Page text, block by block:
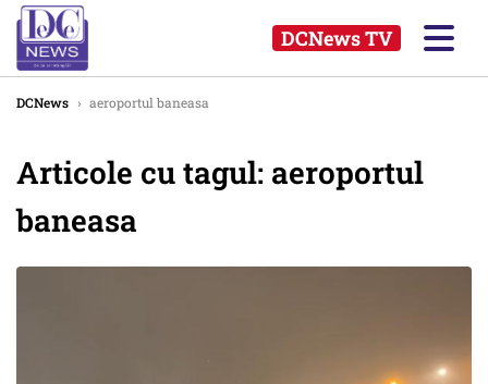
DCNews TV
DCNews › aeroportul baneasa
Articole cu tagul: aeroportul
baneasa